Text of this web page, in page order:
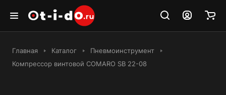
Главная Каталог
Пневмоинструмент
Компрессор винтовой COMARO SB 22-08